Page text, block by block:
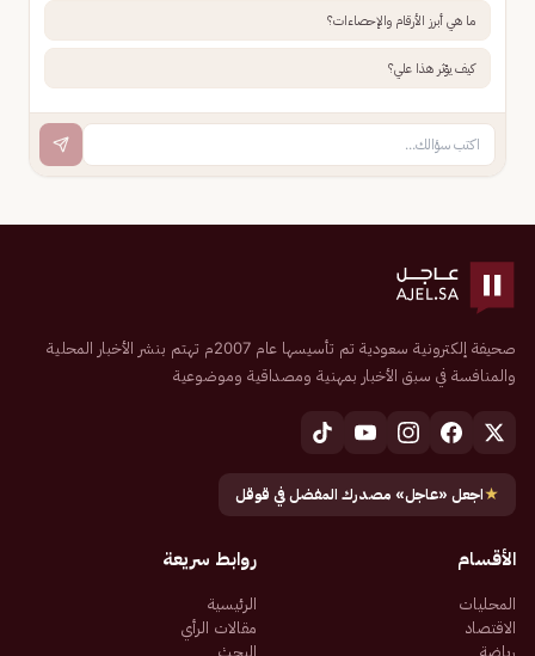
ما هي أبرز الأرقام والإحصاءات؟
كيف يؤثر هذا علي؟
صحيفة إلكترونية سعودية تم تأسيسها عام 2007م تهتم بنشر الأخبار المحلية
والمنافسة في سبق الأخبار بمهنية ومصداقية وموضوعية
★اجعل «عاجل» مصدرك المفضل في قوقل
الأقسام
المحليات
الاقتصاد
رياضة
روابط سريعة
الرئيسية
مقالات الرأي
البحث